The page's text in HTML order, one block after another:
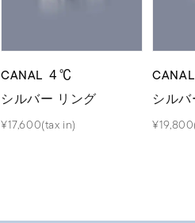
CANAL ４℃
シルバー リング
¥17,600(tax in)
シル